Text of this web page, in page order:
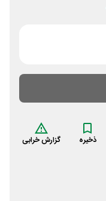
ذخیره گزارش خرابی